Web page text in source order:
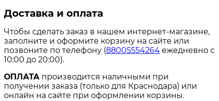
Доставка и оплата
Чтобы сделать заказ в нашем интернет-магазине,
заполните и оформите корзину на сайте или
позвоните по телефону (88005554264 ежедневно с
10:00 до 20:00).
ОПЛАТА производится наличными при
получении заказа (только для Краснодара) или
онлайн на сайте при оформлении корзины.